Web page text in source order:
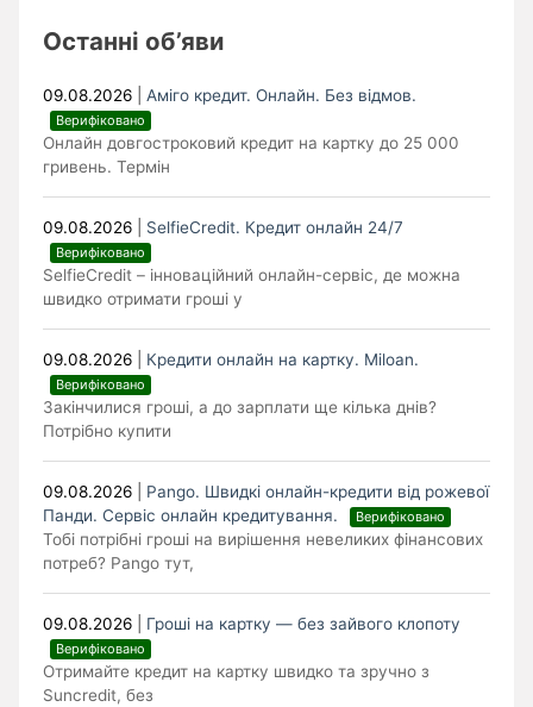
Останні об’яви
09.08.2026 Аміго кредит. Онлайн. Без відмов.
Верифіковано
Онлайн довгостроковий кредит на картку до 25 000
гривень. Термін
09.08.2026 SelfieCredit. Кредит онлайн 24/7
Верифіковано
SelfieCredit – інноваційний онлайн-сервіс, де можна
швидко отримати гроші у
09.08.2026 Кредити онлайн на картку. Miloan.
Верифіковано
Закінчилися гроші, а до зарплати ще кілька днів?
Потрібно купити
09.08.2026
Pango. Швидкі онлайн-кредити від рожевої
Панди. Cервіс онлайн кредитування.
Верифіковано
Тобі потрібні гроші на вирішення невеликих фінансових
потреб? Pango тут,
09.08.2026 Гроші на картку — без зайвого клопоту
Верифіковано
Отримайте кредит на картку швидко та зручно з
Suncredit, без